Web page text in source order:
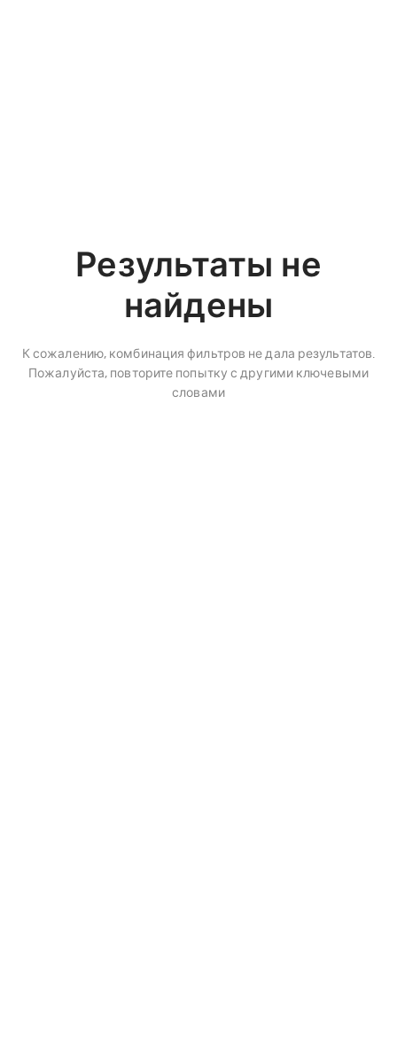
Результаты не
найдены
К сожалению, комбинация фильтров не дала результатов.
Пожалуйста, повторите попытку с другими ключевыми
словами